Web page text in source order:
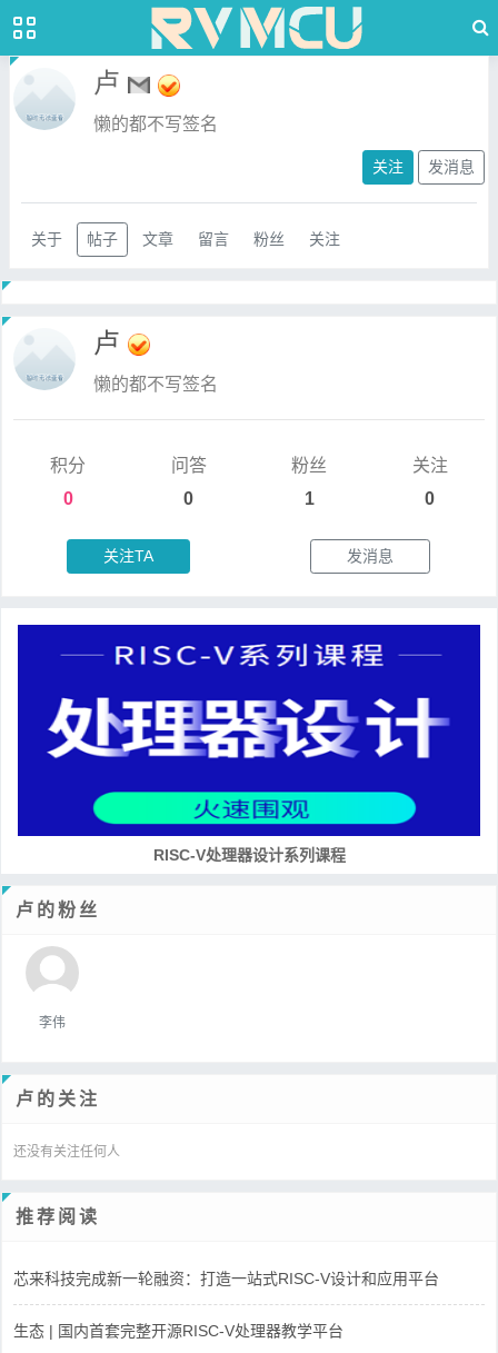
卢
懒的都不写签名
关注 发消息
关于 帖子 文章 留言 粉丝 关注
卢
懒的都不写签名
积分
0
问答
0
粉丝
1
关注
0
关注TA 发消息
RISC-V处理器设计系列课程
卢的粉丝
李伟
卢的关注
还没有关注任何人
推荐阅读
芯来科技完成新一轮融资：打造一站式RISC-V设计和应用平台
生态 | 国内首套完整开源RISC-V处理器教学平台